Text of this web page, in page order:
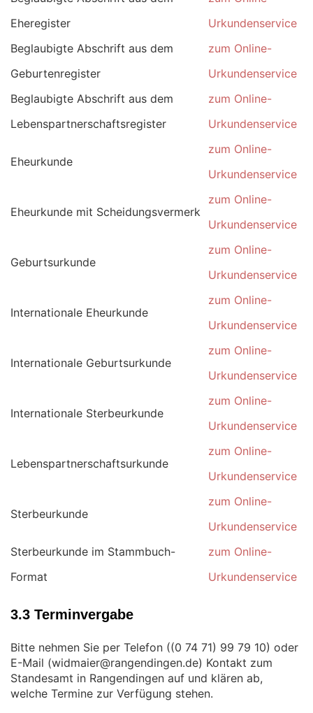
Eheregister
Urkundenservice
Beglaubigte Abschrift aus dem
Geburtenregister
zum Online-
Urkundenservice
Beglaubigte Abschrift aus dem
Lebenspartnerschaftsregister
zum Online-
Urkundenservice
Eheurkunde
zum Online-
Urkundenservice
Eheurkunde mit Scheidungsvermerk
zum Online-
Urkundenservice
Geburtsurkunde
zum Online-
Urkundenservice
Internationale Eheurkunde
zum Online-
Urkundenservice
Internationale Geburtsurkunde
zum Online-
Urkundenservice
Internationale Sterbeurkunde
zum Online-
Urkundenservice
Lebenspartnerschaftsurkunde
zum Online-
Urkundenservice
Sterbeurkunde
zum Online-
Urkundenservice
Sterbeurkunde im Stammbuch-
Format
zum Online-
Urkundenservice
3.3 Terminvergabe
Bitte nehmen Sie per Telefon (
) oder
E-Mail (
) Kontakt zum
Standesamt in Rangendingen auf und klären ab,
welche Termine zur Verfügung stehen.